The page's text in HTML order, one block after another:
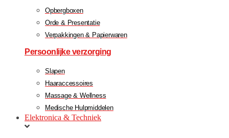
Opbergboxen
Orde & Presentatie
Verpakkingen & Papierwaren
Persoonlijke verzorging
Slapen
Haaraccessoires
Massage & Wellness
Medische Hulpmiddelen
Elektronica & Techniek